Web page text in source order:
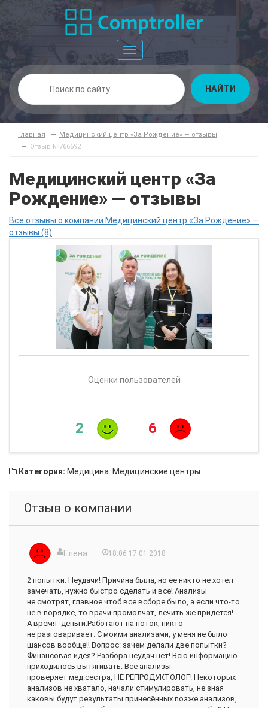
Toggle
navigation
НАЙТИ
Главная
Медицинский центр «За Рождение» — отзывы
Отзыв №766592
Медицинский центр «За
Рождение» — отзывы
Все отзывы о компании Медицинский центр «За Рождение» —
отзывы (8)
Оценки пользователей
2 6
Категория: Медицина: Медицинские центры
Отзыв о компании
Елена 18:06 17.01.2018
2 попытки. Неудачи! Причина была, но ее никто не хотел
замечать, нужно быстро сделать и все! Анализы
не смотрят, главное чтоб все всборе было, а если что-то
не в порядке, то врачи промолчат, лечить же придётся!
А время- деньги.Работают на поток, никто
не разговаривает. С моими анализами, у меня не было
шансов вообще!! Вопрос: зачем делали две попытки?
Финансовая идея? Разбора неудач нет! Всю информацию
приходилось вытягивать. Все анализы
проверяет мед.сестра, НЕ РЕПРОДУКТОЛОГ! Некоторых
анализов не хватало, начали стимулировать, не зная
каковы будут результаты принесённых позже анализов,